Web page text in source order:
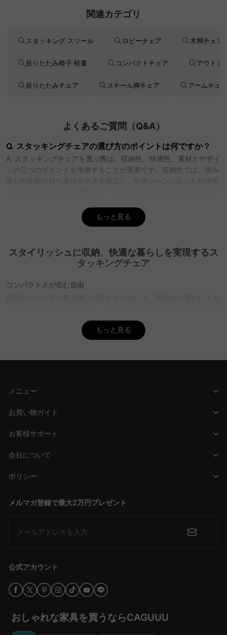
関連カテゴリ
スタッキング スツール ロビーチェア 木脚チェア
折りたたみ椅子 軽量 コンパクトチェア アウトド
折りたたみチェア スチール脚チェア アームチェア
よくあるご質問（Q&A）
Q. スタッキングチェアの選び方のポイントは何ですか？
A. スタッキングチェアを選ぶ際は、収納性、快適性、素材とデザイ
ンの三つのポイントを考慮することが重要です。収納性では、積み
重ね可能数や持ち運びやすさを確認し、使用シーンに応じた利便性
します。素材とデザインは使用場所の雰囲気に合わせて選ぶと良い
でしょう。CAGUUUでは多彩なスタイルの家具を取り揃えており、
空間作りをサポートします。
Q. スタッキングチェアはどのくらいの耐久性があります
A. スタッキングチェアの耐久性は素材や製造品質によりますが、
く使用できるのが特徴です。豊富な品揃えの中から最適なモデルを
選び、信頼性を感じながら快適な生活空間を実現しましょう。
りますか？
る一般的な方法で、スペースを節約できます。ネスティングタイプ
が多く、よりスムーズな移動ができます。CAGUUUでは、利便性を
重視した様々なタイプのスタッキングチェアを提供しており、最適
もっと見る
スタイリッシュに収納、快適な暮らしを実現するス
タッキングチェア
コンパクトさが生む自由
できるため、必要な時にだけ取り出し、使用後はすぐに片付けられ
ます。この自由さが生む快適な暮らしを楽しむことができます。
するデザインを採用しています。自分の体型に合った高さと素材を
選ぶことで、長時間のデスクワークでも疲れにくく、健康的な姿勢
スタッキングチェアは、多様なデザインと素材が揃っており、使用
どの素材はそれぞれ特徴があり、通気性や耐久性を重視すること
するデザインを選び、心地よい空間を作り上げましょう。
安心の保証とサービスで選ぶ楽しさ
ューが品質の証明となり、バーチャルショールームを利用すれば、
チェアで快適な暮らしを手に入れましょう。
もっと見る
メニュー
お買い物ガイド
お客様サポート
会社について
ポリシー
メルマガ登録で最大2万円プレゼント
メールアドレスを入力
公式アカウント
おしゃれな家具を買うならCAGUUU